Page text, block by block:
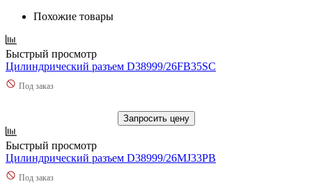
Похожие товары
Быстрый просмотр
Цилиндрический разъем D38999/26FB35SC
Под заказ
Запросить цену
Быстрый просмотр
Цилиндрический разъем D38999/26MJ33PB
Под заказ